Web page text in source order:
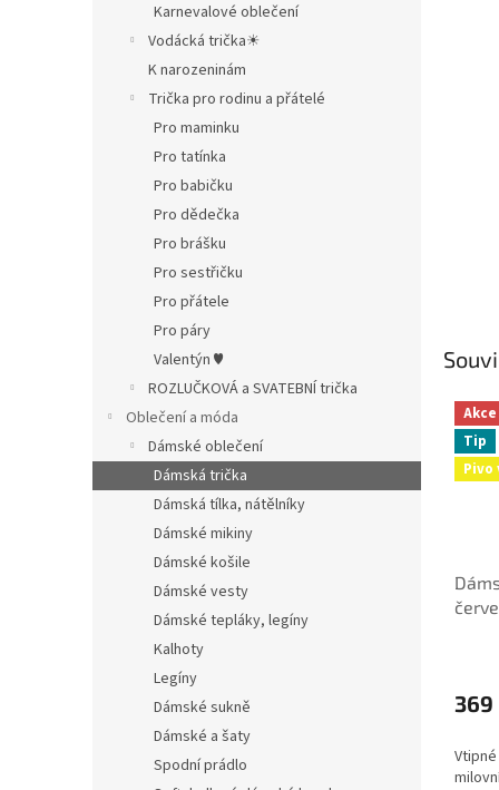
Karnevalové oblečení
Vodácká trička☀
K narozeninám
Trička pro rodinu a přátelé
Pro maminku
Pro tatínka
Pro babičku
Pro dědečka
Pro brášku
Pro sestřičku
Pro přátele
Pro páry
Valentýn ♥
ROZLUČKOVÁ a SVATEBNÍ trička
Oblečení a móda
Dámské oblečení
Dámská trička
Dámská tílka, nátělníky
Dámské mikiny
Dámské košile
Dámské vesty
Dámské tepláky, legíny
Kalhoty
Legíny
Dámské sukně
Dámské a šaty
Spodní prádlo
Akce
Tip
Pivo
369